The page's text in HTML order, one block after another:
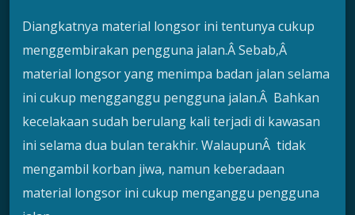
Diangkatnya material longsor ini tentunya cukup
menggembirakan pengguna jalan.Â Sebab,Â
material longsor yang menimpa badan jalan selama
ini cukup mengganggu pengguna jalan.Â Bahkan
kecelakaan sudah berulang kali terjadi di kawasan
ini selama dua bulan terakhir. WalaupunÂ tidak
mengambil korban jiwa, namun keberadaan
material longsor ini cukup menganggu pengguna